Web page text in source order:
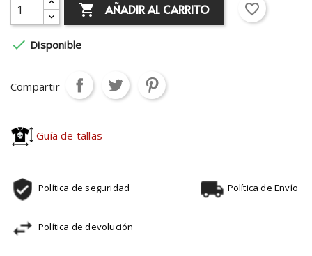
 AÑADIR AL CARRITO favorite_border
 Disponible
Compartir
Guía de tallas
Política de seguridad Política de Envío
Política de devolución